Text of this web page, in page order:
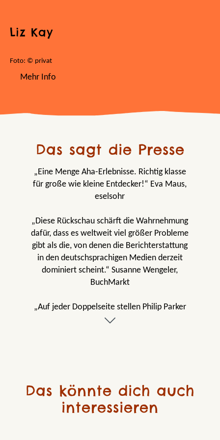
Liz Kay
Foto: © privat
Mehr Info
Das sagt die Presse
„Eine Menge Aha-Erlebnisse. Richtig klasse
für große wie kleine Entdecker!“ Eva Maus,
eselsohr
„Diese Rückschau schärft die Wahrnehmung
dafür, dass es weltweit viel größer Probleme
gibt als die, von denen die Berichterstattung
in den deutschsprachigen Medien derzeit
dominiert scheint.“ Susanne Wengeler,
BuchMarkt
„Auf jeder Doppelseite stellen Philip Parker
und Illustratorin Liz Kay dar, was zur selben
„Kritisches Denken wird hier fast allein durch
Das könnte dich auch
interessieren